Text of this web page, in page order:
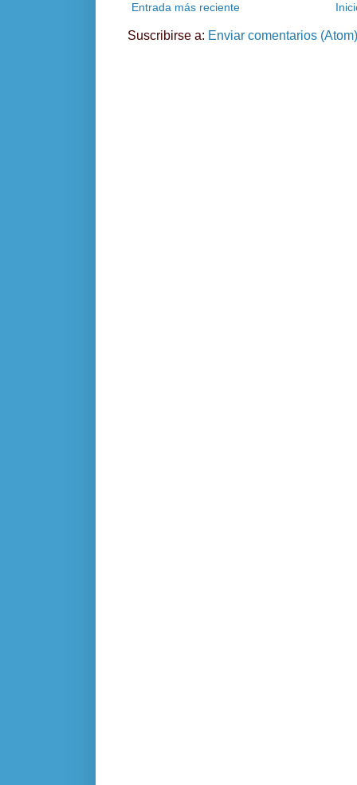
Entrada más reciente
Suscribirse a: Enviar comentarios (Atom)